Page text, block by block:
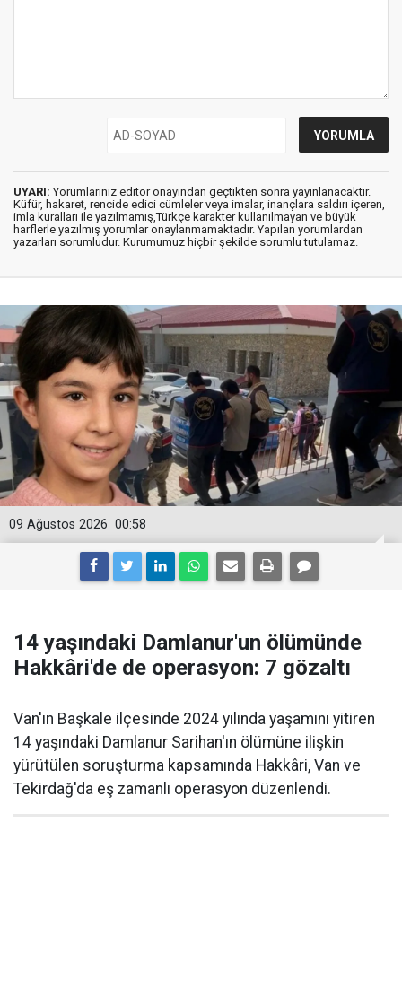
UYARI: Yorumlarınız editör onayından geçtikten sonra yayınlanacaktır.
Küfür, hakaret, rencide edici cümleler veya imalar, inançlara saldırı içeren,
imla kuralları ile yazılmamış,Türkçe karakter kullanılmayan ve büyük
harflerle yazılmış yorumlar onaylanmamaktadır. Yapılan yorumlardan
yazarları sorumludur. Kurumumuz hiçbir şekilde sorumlu tutulamaz.
00:58
09 Ağustos 2026
14 yaşındaki Damlanur'un ölümünde
Hakkâri'de de operasyon: 7 gözaltı
Van'ın Başkale ilçesinde 2024 yılında yaşamını yitiren
14 yaşındaki Damlanur Sarihan'ın ölümüne ilişkin
yürütülen soruşturma kapsamında Hakkâri, Van ve
Tekirdağ'da eş zamanlı operasyon düzenlendi.